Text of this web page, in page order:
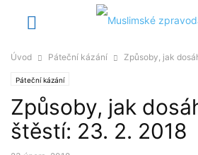
Úvod Páteční kázání Způsoby, jak
Páteční kázání
Způsoby, jak
štěstí: 23. 2. 2018